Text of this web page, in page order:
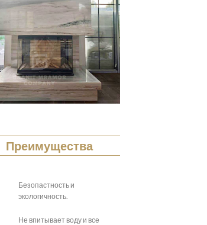
Преимущества
Безопастность и
экологичность.
Не впитывает воду и все